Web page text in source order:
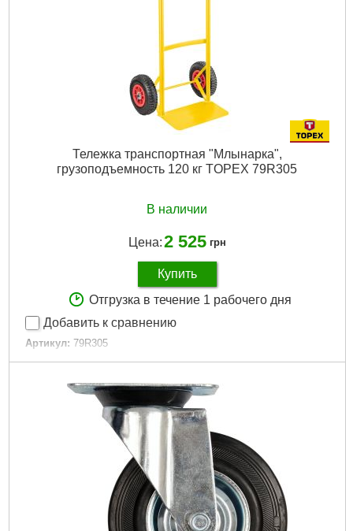
Тележка транспортная "Млынарка",
грузоподъемность 120 кг TOPEX 79R305
В наличии
Цена:2 525 грн
Купить
Отгрузка в течение 1 рабочего дня
Добавить к сравнению
Артикул: 79R305
Код товара: 24.35.11
Длина рабочей части: 18.5 cm
Максимальная грузоподъемность: 120 kg
Ширина рабочей части:
35 cm
Габариты упаковки:
1060x530x290 мм
Подробнее...